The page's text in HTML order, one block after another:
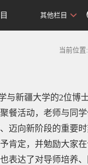
其他栏目
当前位置:
与新疆大学的2位博
餐活动，老师与同
迈向新阶段的重要
肯定，并勉励大家
表达了对导师培养